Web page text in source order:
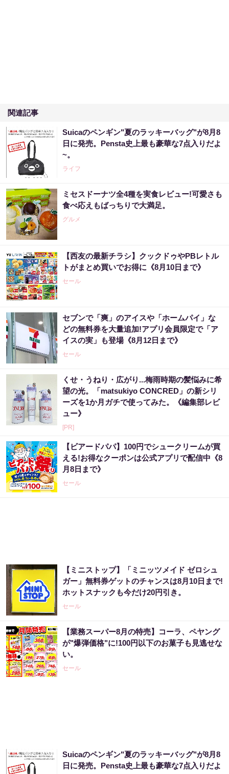
関連記事
Suicaのペンギン"夏のラッキーバッグ"が8月8
日に発売。Pensta史上最も豪華な7点入りだよ
~。
ライフ
ミセスドーナツ全4種を実食レビュー!可愛さも
食べ応えもばっちりで大満足。
グルメ
【西友の最新チラシ】クックドゥやPBレトル
トがまとめ買いでお得に《8月10日まで》
セール
セブンで「爽」のアイスや「ホームパイ」な
どの無料券を大量追加!アプリ会員限定で「ア
イスの実」も登場《8月12日まで》
セール
くせ・うねり・広がり...梅雨時期の髪悩みに希
望の光。「matsukiyo CONCRED」の新シリ
ーズを1か月ガチで使ってみた。《編集部レビ
ュー》
[PR]
【ビアードパパ】100円でシュークリームが買
える!お得なクーポンは公式アプリで配信中《8
月8日まで》
セール
【ミニストップ】「ミニッツメイド ゼロシュ
ガー」無料券ゲットのチャンスは8月10日まで!
ホットスナックも今だけ20円引き。
セール
【業務スーパー8月の特売】コーラ、ペヤング
が"爆弾価格"に!100円以下のお菓子も見逃せな
い。
セール
Suicaのペンギン"夏のラッキーバッグ"が8月8
日に発売。Pensta史上最も豪華な7点入りだよ